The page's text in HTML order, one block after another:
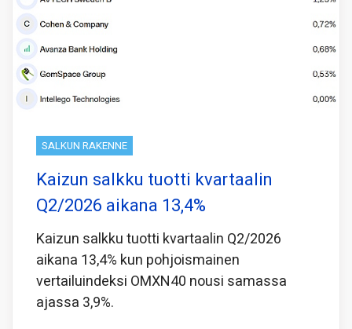
SALKUN RAKENNE
Kaizun salkku tuotti kvartaalin
Q2/2026 aikana 13,4%
Kaizun salkku tuotti kvartaalin Q2/2026
aikana 13,4% kun pohjoismainen
vertailuindeksi OMXN40 nousi samassa
ajassa 3,9%.